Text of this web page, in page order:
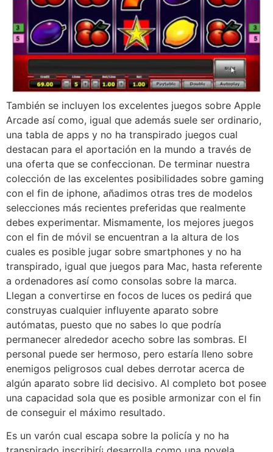
También se incluyen los excelentes juegos sobre Apple
Arcade así­ como, igual que además suele ser ordinario,
una tabla de apps y no ha transpirado juegos cual
destacan para el aportación en la mundo a través de
una oferta que se confeccionan. De terminar nuestra
colección de las excelentes posibilidades sobre gaming
con el fin de iphone, añadimos otras tres de modelos
selecciones más recientes preferidas que realmente
debes experimentar. Mismamente, los mejores juegos
con el fin de móvil se encuentran a la altura de los
cuales es posible jugar sobre smartphones y no ha
transpirado, igual que juegos para Mac, hasta referente
a ordenadores así­ como consolas sobre la marca.
Llegan a convertirse en focos de luces os pedirá que
construyas cualquier influyente aparato sobre
autómatas, puesto que no sabes lo que podría
permanecer alrededor acecho sobre las sombras. El
personal puede ser hermoso, pero estaría lleno sobre
enemigos peligrosos cual debes derrotar acerca de
algún aparato sobre lid decisivo. Al completo bot posee
una capacidad sola que es posible armonizar con el fin
de conseguir el máximo resultado.
Es un varón cual escapa sobre la policía y no ha